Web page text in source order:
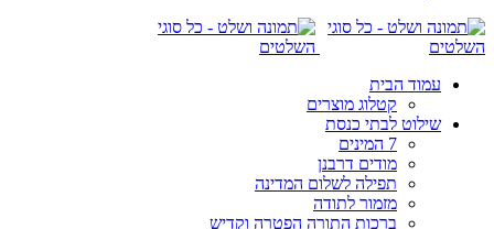
עמוד הבית
קטלוג מוצרים
שילוט לבתי כנסת
7 המינים
מודים דרבנן
תפילה לשלום המדינה
מזמור לתודה
ברכות התורה הפטרה וקדיש